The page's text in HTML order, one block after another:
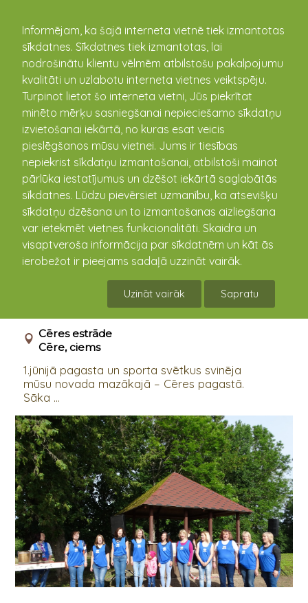
Informējam, ka šajā interneta vietnē tiek izmantotas
sīkdatnes. Sīkdatnes tiek izmantotas, lai
nodrošinātu klientu vēlmēm atbilstošu pakalpojumu
kvalitāti un uzlabotu interneta vietnes veiktspēju.
Turpinot lietot šo interneta vietni, Jūs piekrītat
minēto mērķu sasniegšanai nepieciešamo sīkdatņu
izvietošanai iekārtā, no kuras esat veicis
pieslēgšanos mūsu vietnei. Jums ir tiesības
nepiekrist sīkdatņu izmantošanai, atbilstoši mainot
pārlūka iestatījumus un dzēšot iekārtā saglabātās
sīkdatnes. Lūdzu pievērsiet uzmanību, ka atsevišķu
sīkdatņu dzēšana un to izmantošanas aizliegšana
var ietekmēt vietnes funkcionalitāti. Skaidra un
visaptveroša informācija par sīkdatnēm un kāt ās
ierobežot ir pieejams sadaļā uzzināt vairāk.
Uzināt vairāk Sapratu
kandava.lv
PASĀKUMU
KALENDĀRS
Cēres pagasta svētki / sporta svētki
Cēres estrāde
Cēre, ciems
1.jūnijā pagasta un sporta svētkus svinēja
mūsu novada mazākajā – Cēres pagastā.
Sāka ...